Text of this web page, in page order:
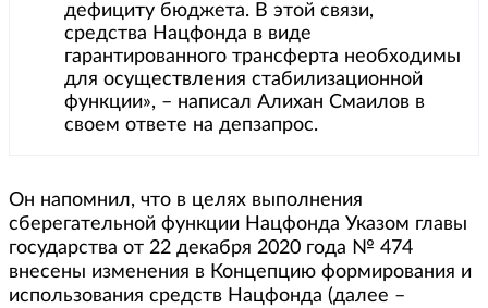
дефициту бюджета. В этой связи,
средства Нацфонда в виде
гарантированного трансферта необходимы
для осуществления стабилизационной
функции», – написал Алихан Смаилов в
своем ответе на депзапрос.
Он напомнил, что в целях выполнения
сберегательной функции Нацфонда Указом главы
государства от 22 декабря 2020 года № 474
внесены изменения в Концепцию формирования и
использования средств Нацфонда (далее –